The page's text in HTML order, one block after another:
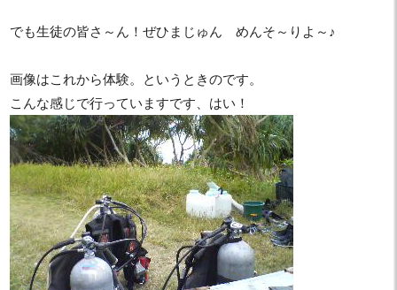
でも生徒の皆さ～ん！ぜひまじゅん めんそ～りよ～♪
画像はこれから体験。というときのです。
こんな感じで行っていますです、はい！